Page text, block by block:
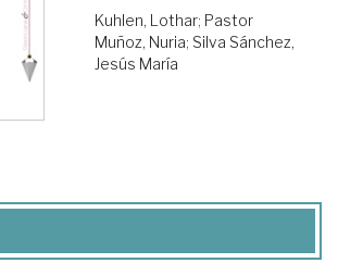
Kuhlen, Lothar; Pastor
Muñoz, Nuria; Silva Sánchez,
Jesús María